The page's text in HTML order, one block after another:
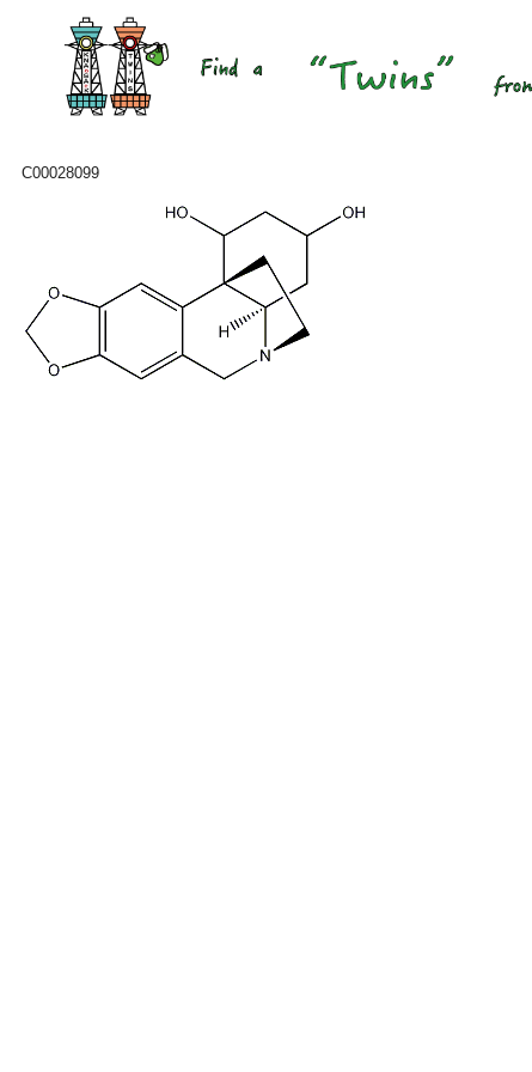
C00028099